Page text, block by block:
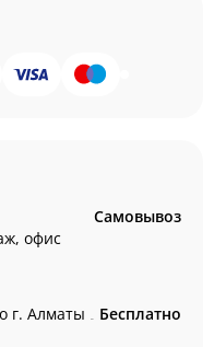
офис
Самовывоз
г. Алматы Бесплатно